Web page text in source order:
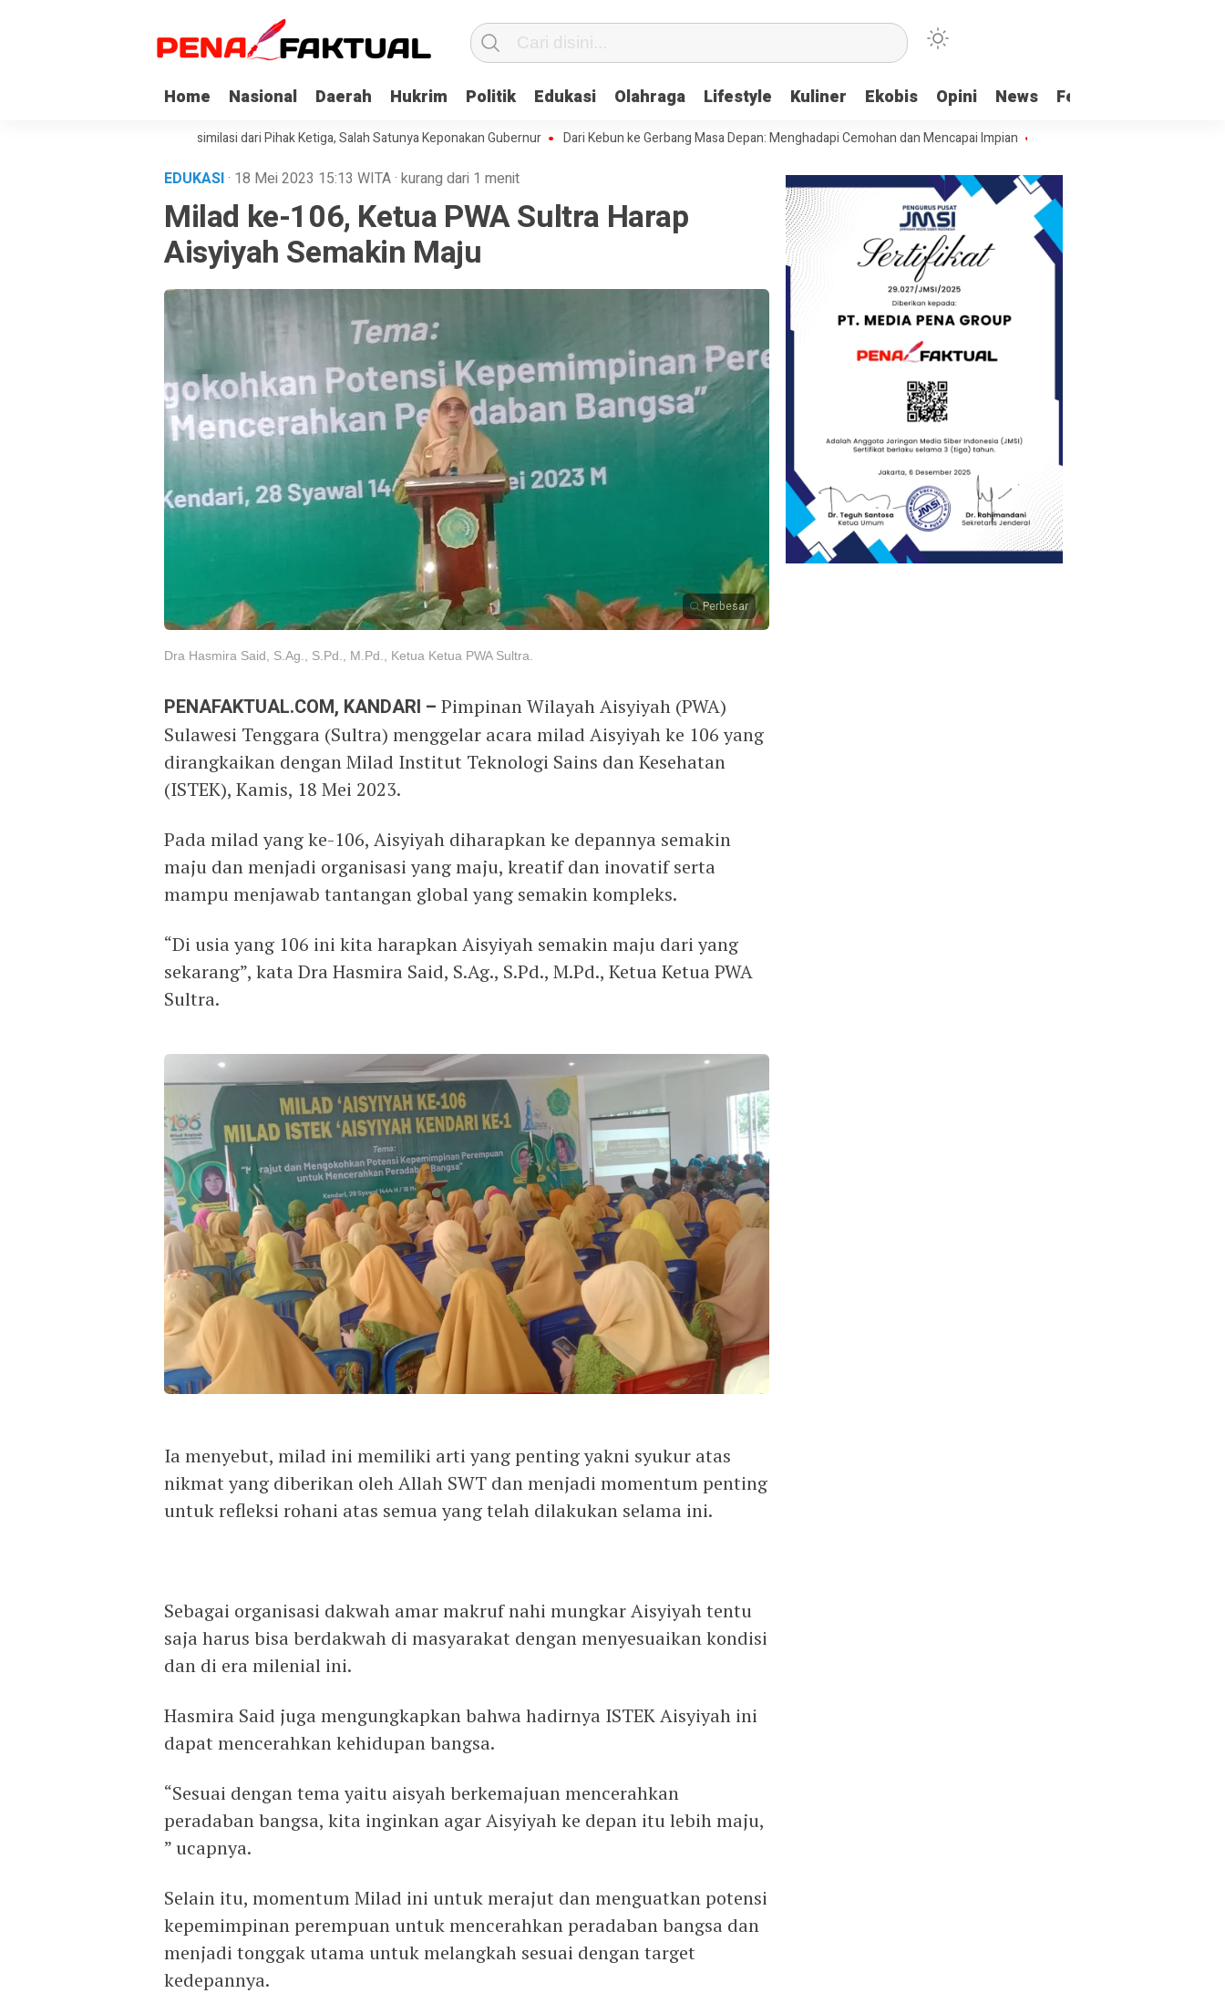
Home Nasional Daerah Hukrim Politik Edukasi Olahraga Lifestyle Kuliner Ekobis Opini News Feature
di Sultra Dapat Asimilasi dari Pihak Ketiga, Salah Satunya Keponakan Gubernur Dari Kebun ke Gerbang Masa Depan: Menghadapi Cemohan dan Mencapai Impian Ridwan Bae: PT SCM dan Perkebunan
EDUKASI· 18 Mei 2023 15:13 WITA· kurang dari 1 menit
Milad ke-106, Ketua PWA Sultra Harap
Aisyiyah Semakin Maju
Perbesar
Dra Hasmira Said, S.Ag., S.Pd., M.Pd., Ketua Ketua PWA Sultra.
PENAFAKTUAL.COM, KANDARI – Pimpinan Wilayah Aisyiyah (PWA)
Sulawesi Tenggara (Sultra) menggelar acara milad Aisyiyah ke 106 yang
dirangkaikan dengan Milad Institut Teknologi Sains dan Kesehatan
(ISTEK), Kamis, 18 Mei 2023.
Pada milad yang ke-106, Aisyiyah diharapkan ke depannya semakin
maju dan menjadi organisasi yang maju, kreatif dan inovatif serta
mampu menjawab tantangan global yang semakin kompleks.
“Di usia yang 106 ini kita harapkan Aisyiyah semakin maju dari yang
sekarang”, kata Dra Hasmira Said, S.Ag., S.Pd., M.Pd., Ketua Ketua PWA
Sultra.
Ia menyebut, milad ini memiliki arti yang penting yakni syukur atas
nikmat yang diberikan oleh Allah SWT dan menjadi momentum penting
untuk refleksi rohani atas semua yang telah dilakukan selama ini.
Sebagai organisasi dakwah amar makruf nahi mungkar Aisyiyah tentu
saja harus bisa berdakwah di masyarakat dengan menyesuaikan kondisi
dan di era milenial ini.
Hasmira Said juga mengungkapkan bahwa hadirnya ISTEK Aisyiyah ini
dapat mencerahkan kehidupan bangsa.
“Sesuai dengan tema yaitu aisyah berkemajuan mencerahkan
peradaban bangsa, kita inginkan agar Aisyiyah ke depan itu lebih maju,
” ucapnya.
Selain itu, momentum Milad ini untuk merajut dan menguatkan potensi
kepemimpinan perempuan untuk mencerahkan peradaban bangsa dan
menjadi tonggak utama untuk melangkah sesuai dengan target
kedepannya.